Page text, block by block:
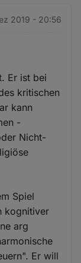
2019 - 20:56
Er ist bei
kritischen
kann
-
Nicht-
Spiel
kognitiver
arg
Er will